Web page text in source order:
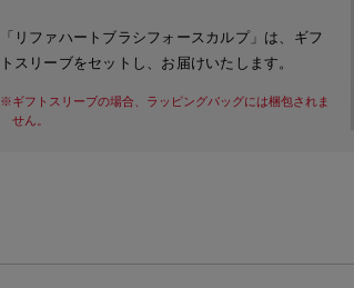
「リファハートブラシフォースカルプ」は、ギフ
トスリーブをセットし、お届けいたします。
※ギフトスリーブの場合、ラッピングバッグには梱包されま
せん。